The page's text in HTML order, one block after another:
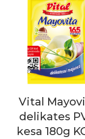
Vital
delikates
kesa 180g